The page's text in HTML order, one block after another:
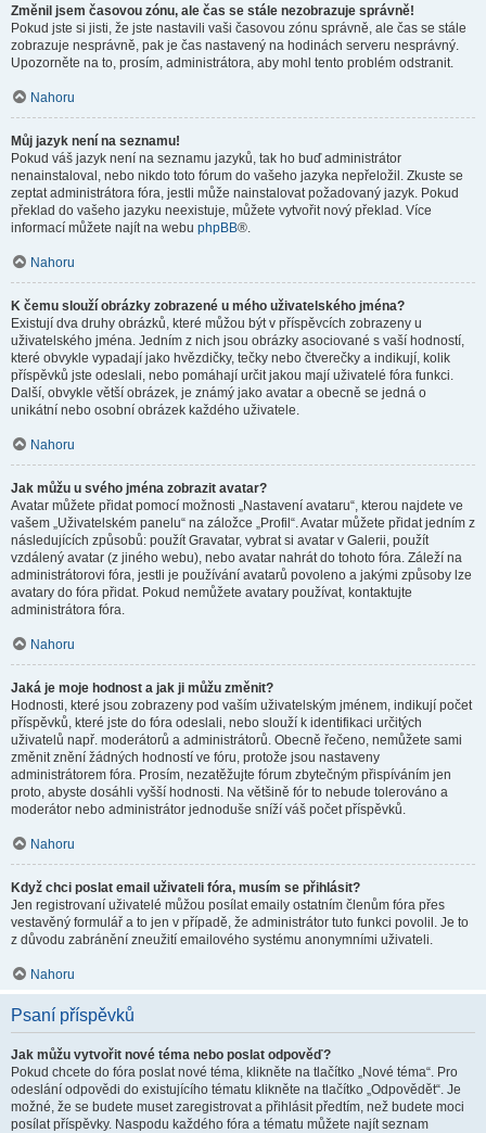
Změnil jsem časovou zónu, ale čas se stále nezobrazuje správně!
Pokud jste si jisti, že jste nastavili vaši časovou zónu správně, ale čas se stále
zobrazuje nesprávně, pak je čas nastavený na hodinách serveru nesprávný.
Upozorněte na to, prosím, administrátora, aby mohl tento problém odstranit.
Nahoru
Můj jazyk není na seznamu!
Pokud váš jazyk není na seznamu jazyků, tak ho buď administrátor
nenainstaloval, nebo nikdo toto fórum do vašeho jazyka nepřeložil. Zkuste se
zeptat administrátora fóra, jestli může nainstalovat požadovaný jazyk. Pokud
překlad do vašeho jazyku neexistuje, můžete vytvořit nový překlad. Více
informací můžete najít na webu phpBB®.
Nahoru
K čemu slouží obrázky zobrazené u mého uživatelského jména?
Existují dva druhy obrázků, které můžou být v příspěvcích zobrazeny u
uživatelského jména. Jedním z nich jsou obrázky asociované s vaší hodností,
které obvykle vypadají jako hvězdičky, tečky nebo čtverečky a indikují, kolik
příspěvků jste odeslali, nebo pomáhají určit jakou mají uživatelé fóra funkci.
Další, obvykle větší obrázek, je známý jako avatar a obecně se jedná o
unikátní nebo osobní obrázek každého uživatele.
Nahoru
Jak můžu u svého jména zobrazit avatar?
Avatar můžete přidat pomocí možnosti „Nastavení avataru“, kterou najdete ve
vašem „Uživatelském panelu“ na záložce „Profil“. Avatar můžete přidat jedním z
následujících způsobů: použít Gravatar, vybrat si avatar v Galerii, použít
vzdálený avatar (z jiného webu), nebo avatar nahrát do tohoto fóra. Záleží na
administrátorovi fóra, jestli je používání avatarů povoleno a jakými způsoby lze
avatary do fóra přidat. Pokud nemůžete avatary používat, kontaktujte
administrátora fóra.
Nahoru
Jaká je moje hodnost a jak ji můžu změnit?
Hodnosti, které jsou zobrazeny pod vaším uživatelským jménem, indikují počet
příspěvků, které jste do fóra odeslali, nebo slouží k identifikaci určitých
uživatelů např. moderátorů a administrátorů. Obecně řečeno, nemůžete sami
změnit znění žádných hodností ve fóru, protože jsou nastaveny
administrátorem fóra. Prosím, nezatěžujte fórum zbytečným přispíváním jen
proto, abyste dosáhli vyšší hodnosti. Na většině fór to nebude tolerováno a
moderátor nebo administrátor jednoduše sníží váš počet příspěvků.
Nahoru
Když chci poslat email uživateli fóra, musím se přihlásit?
Jen registrovaní uživatelé můžou posílat emaily ostatním členům fóra přes
vestavěný formulář a to jen v případě, že administrátor tuto funkci povolil. Je to
z důvodu zabránění zneužití emailového systému anonymními uživateli.
Nahoru
Psaní příspěvků
Jak můžu vytvořit nové téma nebo poslat odpověď?
Pokud chcete do fóra poslat nové téma, klikněte na tlačítko „Nové téma“. Pro
odeslání odpovědi do existujícího tématu klikněte na tlačítko „Odpovědět“. Je
možné, že se budete muset zaregistrovat a přihlásit předtím, než budete moci
posílat příspěvky. Naspodu každého fóra a tématu můžete najít seznam